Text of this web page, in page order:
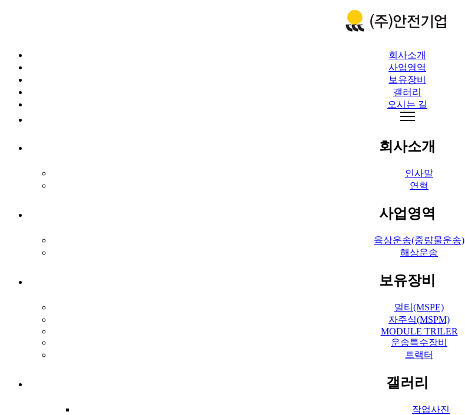
회사소개
사업영역
보유장비
갤러리
오시는 길
회사소개
인사말
연혁
사업영역
육상운송(중량물운송)
해상운송
보유장비
멀티(MSPE)
자주식(MSPM)
MODULE TRILER
운송특수장비
트랙터
갤러리
작업사진